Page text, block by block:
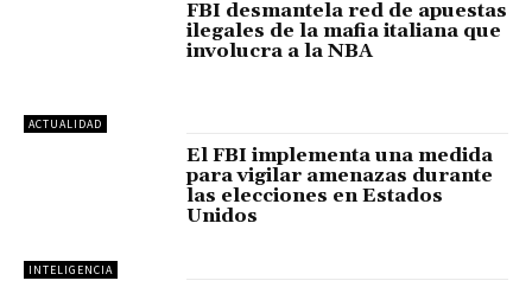
ACTUALIDAD
FBI desmantela red de apuestas
ilegales de la mafia italiana que
involucra a la NBA
INTELIGENCIA
El FBI implementa una medida
para vigilar amenazas durante
las elecciones en Estados
Unidos